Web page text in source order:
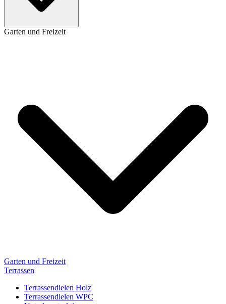
Garten und Freizeit
Garten und Freizeit
Terrassen
Terrassendielen Holz
Terrassendielen WPC